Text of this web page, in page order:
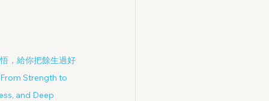
，給你把餘生過好
Strength to
and Deep